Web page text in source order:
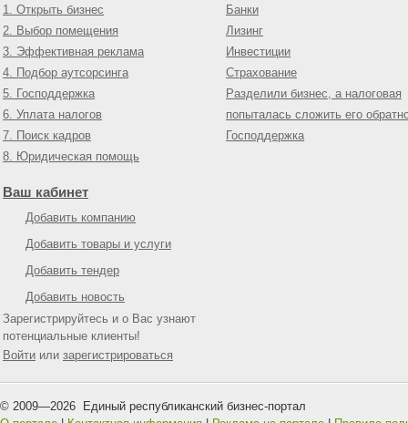
1. Открыть бизнес
2. Выбор помещения
3. Эффективная реклама
4. Подбор аутсорсинга
5. Господдержка
6. Уплата налогов
7. Поиск кадров
8. Юридическая помощь
Банки
Лизинг
Инвестиции
Страхование
Разделили бизнес, а налоговая
попыталась сложить его
Господдержка
Ваш кабинет
Добавить компанию
Добавить товары и услуги
Добавить тендер
Добавить новость
Зарегистрируйтесь и о Вас узнают
потенциальные клиенты!
Войти или зарегистрироваться
© 2009—2026 Единый республиканский бизнес-портал